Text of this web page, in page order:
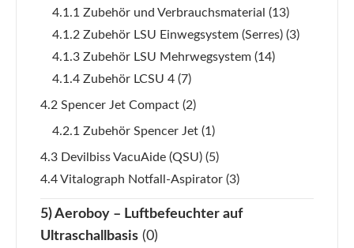
4.1.1 Zubehör und Verbrauchsmaterial (13)
4.1.2 Zubehör LSU Einwegsystem (Serres) (3)
4.1.3 Zubehör LSU Mehrwegsystem (14)
4.1.4 Zubehör LCSU 4 (7)
4.2 Spencer Jet Compact (2)
4.2.1 Zubehör Spencer Jet (1)
4.3 Devilbiss VacuAide (QSU) (5)
4.4 Vitalograph Notfall-Aspirator (3)
5) Aeroboy – Luftbefeuchter auf
Ultraschallbasis (0)